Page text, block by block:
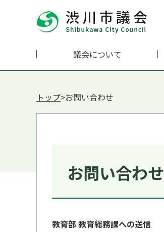
議会について
トップ>お問い合わせ
お問い合わせ
教育部 教育総務課への送信